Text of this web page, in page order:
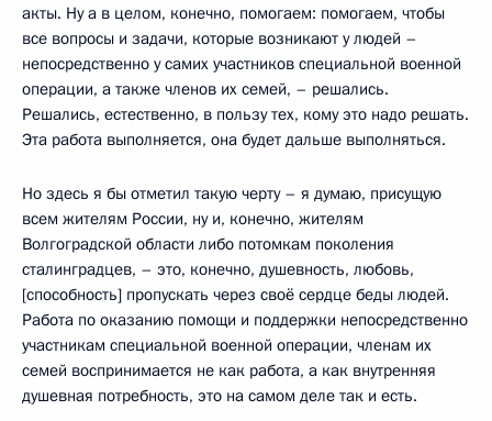
акты. Ну а в целом, конечно, помогаем: помогаем, чтобы
все вопросы и задачи, которые возникают у людей –
непосредственно у самих участников специальной военной
операции, а также членов их семей, – решались.
Решались, естественно, в пользу тех, кому это надо решать.
Эта работа выполняется, она будет дальше выполняться.
Но здесь я бы отметил такую черту – я думаю, присущую
всем жителям России, ну и, конечно, жителям
Волгоградской области либо потомкам поколения
сталинградцев, – это, конечно, душевность, любовь,
[способность] пропускать через своё сердце беды людей.
Работа по оказанию помощи и поддержки непосредственно
участникам специальной военной операции, членам их
семей воспринимается не как работа, а как внутренняя
душевная потребность, это на самом деле так и есть.